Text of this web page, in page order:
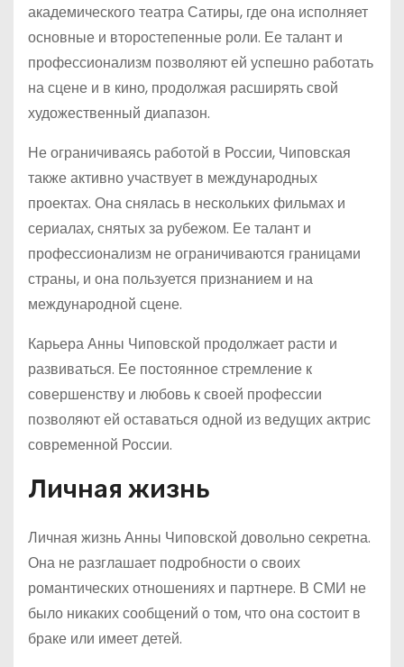
академического театра Сатиры, где она исполняет
основные и второстепенные роли. Ее талант и
профессионализм позволяют ей успешно работать
на сцене и в кино, продолжая расширять свой
художественный диапазон.
Не ограничиваясь работой в России, Чиповская
также активно участвует в международных
проектах. Она снялась в нескольких фильмах и
сериалах, снятых за рубежом. Ее талант и
профессионализм не ограничиваются границами
страны, и она пользуется признанием и на
международной сцене.
Карьера Анны Чиповской продолжает расти и
развиваться. Ее постоянное стремление к
совершенству и любовь к своей профессии
позволяют ей оставаться одной из ведущих актрис
современной России.
Личная жизнь
Личная жизнь Анны Чиповской довольно секретна.
Она не разглашает подробности о своих
романтических отношениях и партнере. В СМИ не
было никаких сообщений о том, что она состоит в
браке или имеет детей.